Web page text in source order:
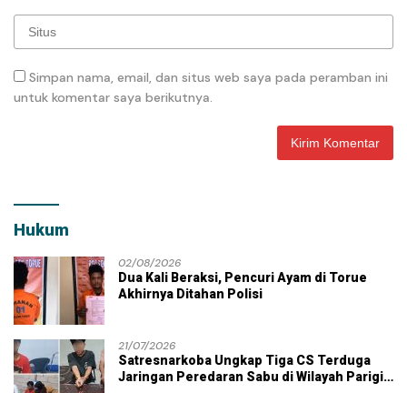
Simpan nama, email, dan situs web saya pada peramban ini
untuk komentar saya berikutnya.
Hukum
02/08/2026
Dua Kali Beraksi, Pencuri Ayam di Torue
Akhirnya Ditahan Polisi
21/07/2026
Satresnarkoba Ungkap Tiga CS Terduga
Jaringan Peredaran Sabu di Wilayah Parigi